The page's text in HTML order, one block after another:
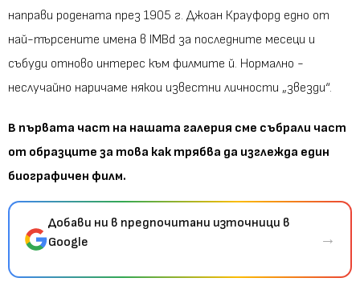
направи родената през 1905 г. Джоан Крауфорд едно от
най-търсените имена в IMBd за последните месеци и
събуди отново интерес към филмите й. Нормално -
неслучайно наричаме някои известни личности „звезди“.
В първата част на нашата галерия сме събрали част
от образците за това как трябва да изглежда един
биографичен филм.
Добави ни в предпочитани източници в
Google
→